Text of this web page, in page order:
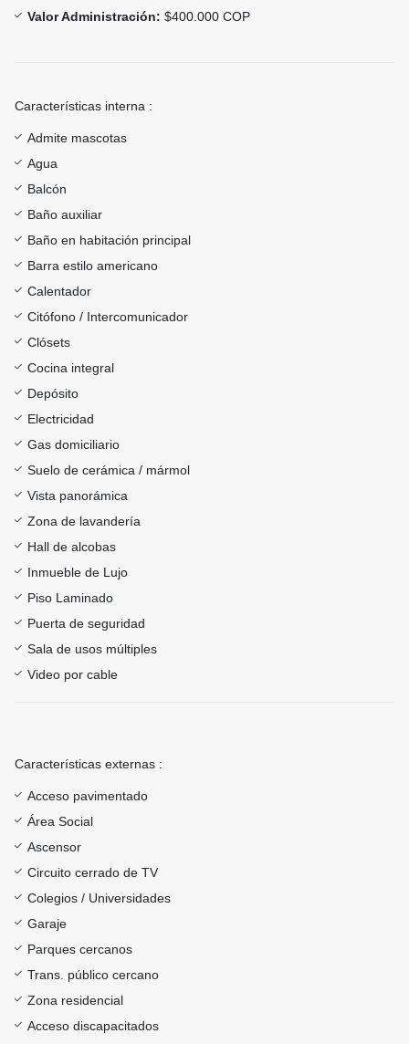
Valor Administración: $400.000 COP
Características interna :
Admite mascotas
Agua
Balcón
Baño auxiliar
Baño en habitación principal
Barra estilo americano
Calentador
Citófono / Intercomunicador
Clósets
Cocina integral
Depósito
Electricidad
Gas domiciliario
Suelo de cerámica / mármol
Vista panorámica
Zona de lavandería
Hall de alcobas
Inmueble de Lujo
Piso Laminado
Puerta de seguridad
Sala de usos múltiples
Video por cable
Características externas :
Acceso pavimentado
Área Social
Ascensor
Circuito cerrado de TV
Colegios / Universidades
Garaje
Parques cercanos
Trans. público cercano
Zona residencial
Acceso discapacitados